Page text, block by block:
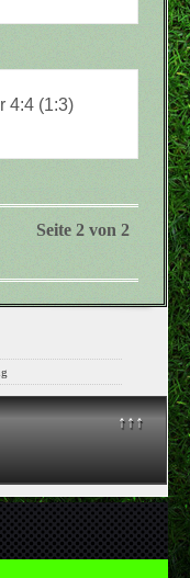
↑↑↑
4:4 (1:3)
Seite 2 von 2